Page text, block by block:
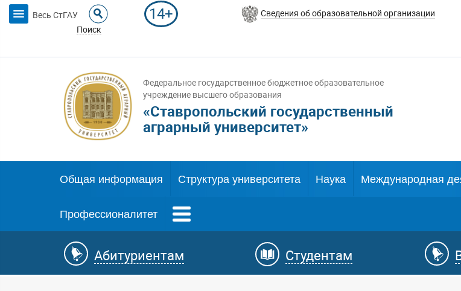
Весь СтГАУ
Поиск
14+ Сведения об образовательной организации
Федеральное государственное бюджетное образовательное
учреждение высшего образования
«Ставропольский государственный
аграрный университет»
Общая информация Структура университета Наука Международная
Профессионалитет
Абитуриентам Студентам